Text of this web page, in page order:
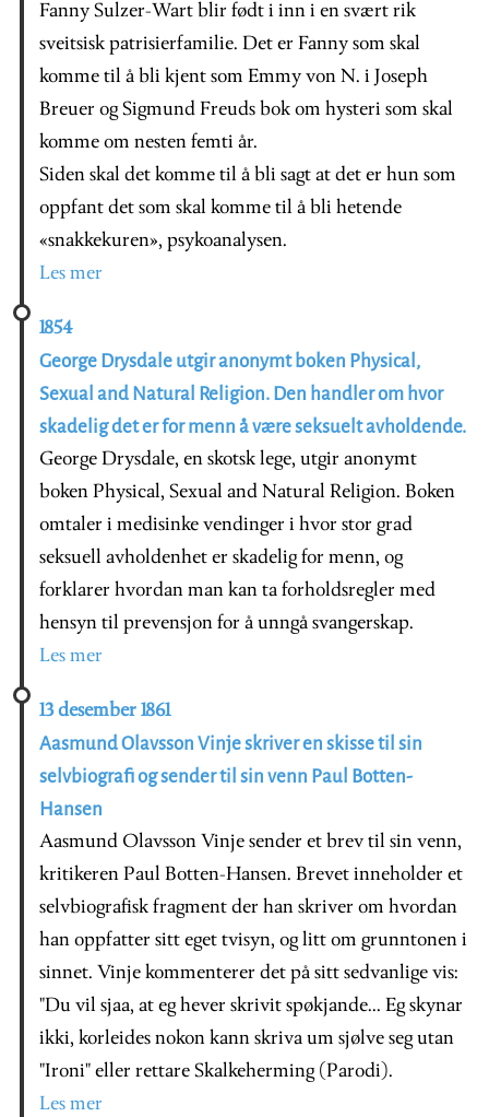
Fanny Sulzer-Wart blir født i inn i en svært rik
sveitsisk patrisierfamilie. Det er Fanny som skal
komme til å bli kjent som Emmy von N. i Joseph
Breuer og Sigmund Freuds bok om hysteri som skal
komme om nesten femti år.
Siden skal det komme til å bli sagt at det er hun som
oppfant det som skal komme til å bli hetende
«snakkekuren», psykoanalysen.
Les mer
1854
George Drysdale utgir anonymt boken Physical,
Sexual and Natural Religion. Den handler om hvor
skadelig det er for menn å være seksuelt avholdende.
George Drysdale, en skotsk lege, utgir anonymt
boken Physical, Sexual and Natural Religion. Boken
omtaler i medisinke vendinger i hvor stor grad
seksuell avholdenhet er skadelig for menn, og
forklarer hvordan man kan ta forholdsregler med
hensyn til prevensjon for å unngå svangerskap.
Les mer
13 desember 1861
Aasmund Olavsson Vinje skriver en skisse til sin
selvbiografi og sender til sin venn Paul Botten-
Hansen
Aasmund Olavsson Vinje sender et brev til sin venn,
kritikeren Paul Botten-Hansen. Brevet inneholder et
selvbiografisk fragment der han skriver om hvordan
han oppfatter sitt eget tvisyn, og litt om grunntonen i
sinnet. Vinje kommenterer det på sitt sedvanlige vis:
"Du vil sjaa, at eg hever skrivit spøkjande... Eg skynar
ikki, korleides nokon kann skriva um sjølve seg utan
"Ironi" eller rettare Skalkeherming (Parodi).
Les mer